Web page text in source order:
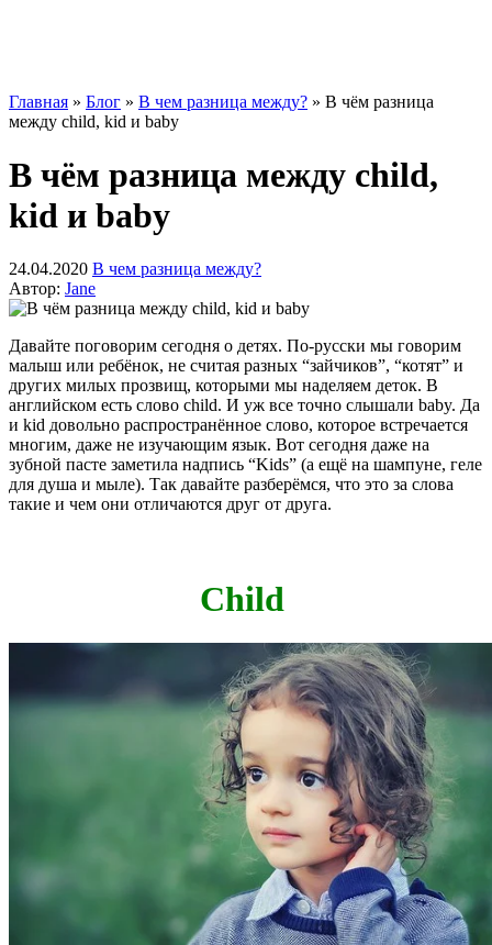
Главная » Блог » В чем разница между? » В чём разница
между child, kid и baby
В чём разница между child,
kid и baby
24.04.2020 В чем разница между?
Автор: Jane
Давайте поговорим сегодня о детях. По-русски мы говорим
малыш или ребёнок, не считая разных “зайчиков”, “котят” и
других милых прозвищ, которыми мы наделяем деток. В
английском есть слово child. И уж все точно слышали baby. Да
и kid довольно распространённое слово, которое встречается
многим, даже не изучающим язык. Вот сегодня даже на
зубной пасте заметила надпись “Kids” (а ещё на шампуне, геле
для душа и мыле). Так давайте разберёмся, что это за слова
такие и чем они отличаются друг от друга.
Child